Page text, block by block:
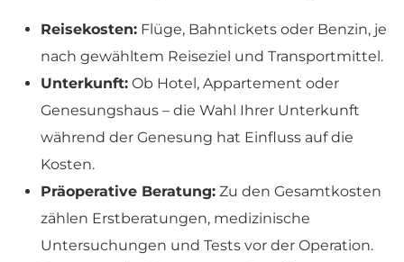
Reisekosten: Flüge, Bahntickets oder Benzin, je
nach gewähltem Reiseziel und Transportmittel.
Unterkunft: Ob Hotel, Appartement oder
Genesungshaus – die Wahl Ihrer Unterkunft
während der Genesung hat Einfluss auf die
Kosten.
Präoperative Beratung: Zu den Gesamtkosten
zählen Erstberatungen, medizinische
Untersuchungen und Tests vor der Operation.